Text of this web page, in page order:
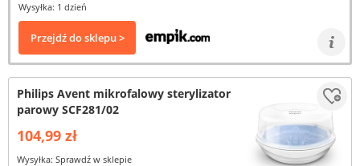
Wysyłka: 1 dzień
Przejdź do sklepu >
Philips Avent mikrofalowy sterylizator
parowy SCF281/02
104,99 zł
Wysyłka: Sprawdź w sklepie